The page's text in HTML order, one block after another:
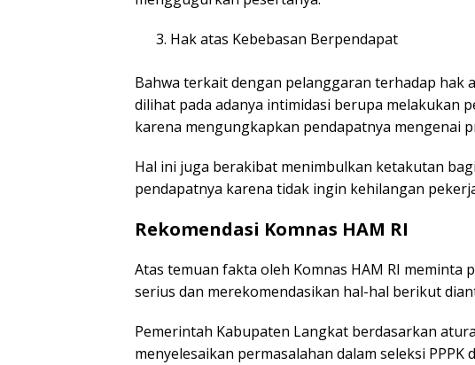
Hak atas Kebebasan Berpendapat
Bahwa terkait dengan pelanggaran terhadap hak
dilihat pada adanya intimidasi berupa melakukan
karena mengungkapkan pendapatnya mengenai
Hal ini juga berakibat menimbulkan ketakutan
pendapatnya karena tidak ingin kehilangan
Rekomendasi Komnas HAM RI
Atas temuan fakta oleh Komnas HAM RI
serius dan merekomendasikan hal-hal berikut
Pemerintah Kabupaten Langkat berdasarkan
menyelesaikan permasalahan dalam seleksi